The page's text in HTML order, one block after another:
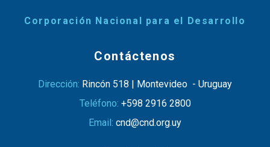
Corporación Nacional para el Desarrollo
Contáctenos
Dirección: Rincón 518 | Montevideo - Uruguay
Teléfono: +598 2916 2800
Email: cnd@cnd.org.uy